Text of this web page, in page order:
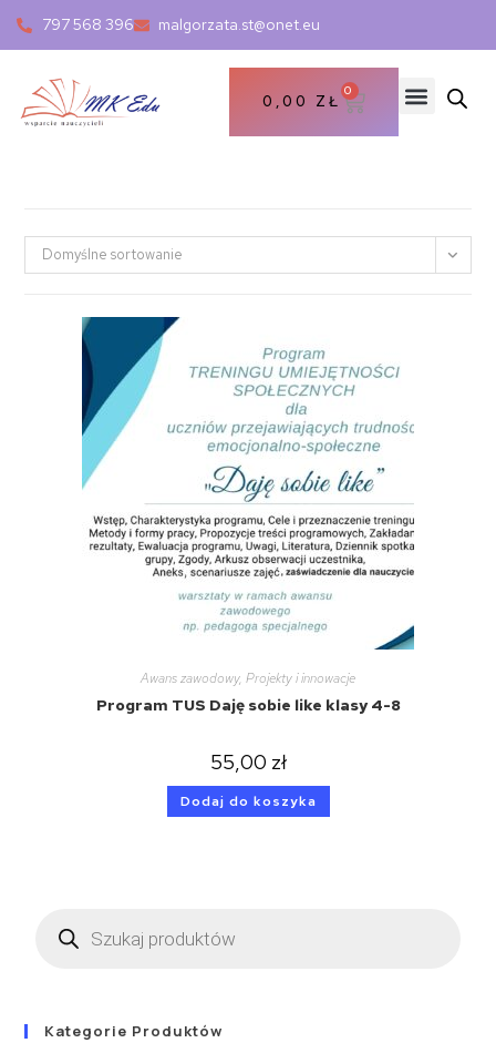
797 568 396 malgorzata.st@onet.eu
0,00 ZŁ
0
Domyślne sortowanie
Awans zawodowy, Projekty i innowacje
Program TUS Daję sobie like klasy 4-8
55,00 zł
Dodaj do koszyka
Kategorie Produktów